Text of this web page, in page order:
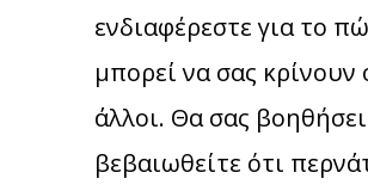
ενδιαφέρεστε για το
μπορεί να σας κρίνουν
άλλοι. Θα σας
βεβαιωθείτε ότι